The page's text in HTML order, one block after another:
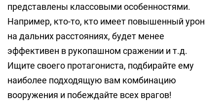
представлены классовыми особенностями.
Например, кто-то, кто имеет повышенный урон
на дальних расстояниях, будет менее
эффективен в рукопашном сражении и т.д.
Ищите своего протагониста, подбирайте ему
наиболее подходящую вам комбинацию
вооружения и побеждайте всех врагов!